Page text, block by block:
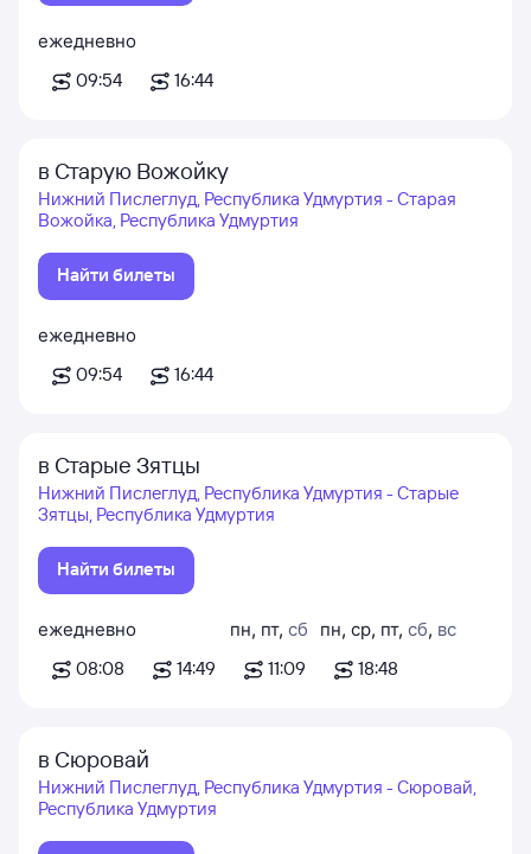
ежедневно
09:54
16:44
в Старую Вожойку
Нижний Пислеглуд, Республика Удмуртия - Старая
Вожойка, Республика Удмуртия
Найти билеты
ежедневно
09:54
16:44
в Старые Зятцы
Нижний Пислеглуд, Республика Удмуртия - Старые
Зятцы, Республика Удмуртия
Найти билеты
ежедневно
08:08
14:49
пн, пт, сб
11:09
пн, ср, пт, сб, вс
18:48
в Сюровай
Нижний Пислеглуд, Республика Удмуртия - Сюровай,
Республика Удмуртия